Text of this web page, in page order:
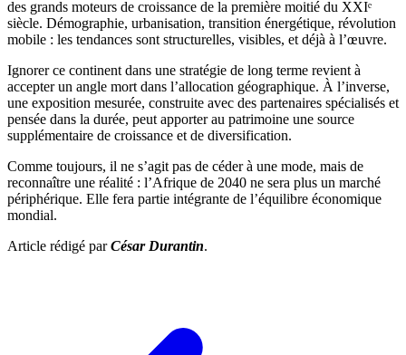
des grands moteurs de croissance de la première moitié du XXIᵉ
siècle. Démographie, urbanisation, transition énergétique, révolution
mobile : les tendances sont structurelles, visibles, et déjà à l’œuvre.
Ignorer ce continent dans une stratégie de long terme revient à
accepter un angle mort dans l’allocation géographique. À l’inverse,
une exposition mesurée, construite avec des partenaires spécialisés et
pensée dans la durée, peut apporter au patrimoine une source
supplémentaire de croissance et de diversification.
Comme toujours, il ne s’agit pas de céder à une mode, mais de
reconnaître une réalité : l’Afrique de 2040 ne sera plus un marché
périphérique. Elle fera partie intégrante de l’équilibre économique
mondial.
Article rédigé parCésar Durantin.